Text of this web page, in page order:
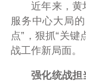
近年来，黄圩
服务中心大局
点”，狠抓“关键
战工作新局面。
强化统战担